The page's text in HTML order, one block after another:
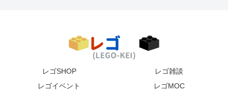
レゴSHOP
レゴ雑談
レゴイベント
レゴMOC